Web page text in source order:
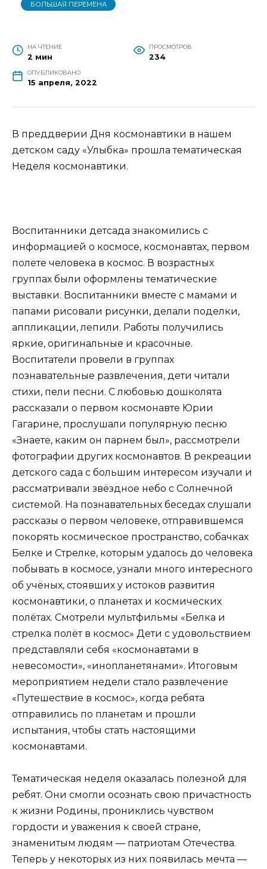
БОЛЬШАЯ ПЕРЕМЕНА
НА ЧТЕНИЕ
2 мин
ПРОСМОТРОВ
234
ОПУБЛИКОВАНО
15 апреля, 2022
В преддверии Дня космонавтики в нашем
детском саду «Улыбка» прошла тематическая
Неделя космонавтики.
Воспитанники детсада знакомились с
информацией о космосе, космонавтах, первом
полете человека в космос. В возрастных
группах были оформлены тематические
выставки. Воспитанники вместе с мамами и
папами рисовали рисунки, делали поделки,
аппликации, лепили. Работы получились
яркие, оригинальные и красочные.
Воспитатели провели в группах
познавательные развлечения, дети читали
стихи, пели песни. С любовью дошколята
рассказали о первом космонавте Юрии
Гагарине, прослушали популярную песню
«Знаете, каким он парнем был», рассмотрели
фотографии других космонавтов. В рекреации
детского сада с большим интересом изучали и
рассматривали звёздное небо с Солнечной
системой. На познавательных беседах слушали
рассказы о первом человеке, отправившемся
покорять космическое пространство, собачках
Белке и Стрелке, которым удалось до человека
побывать в космосе, узнали много интересного
об учёных, стоявших у истоков развития
космонавтики, о планетах и космических
полётах. Смотрели мультфильмы «Белка и
стрелка полёт в космос» Дети с удовольствием
представляли себя «космонавтами в
невесомости», «инопланетянами». Итоговым
мероприятием недели стало развлечение
«Путешествие в космос», когда ребята
отправились по планетам и прошли
испытания, чтобы стать настоящими
космонавтами.
Тематическая неделя оказалась полезной для
ребят. Они смогли осознать свою причастность
к жизни Родины, прониклись чувством
гордости и уважения к своей стране,
знаменитым людям — патриотам Отечества.
Теперь у некоторых из них появилась мечта —